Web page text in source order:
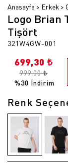
Anasayfa Erkek
Logo Brian
Tişört
321W4GW-001
699,30 ₺
999,00 ₺
%30 İndirim
Renk